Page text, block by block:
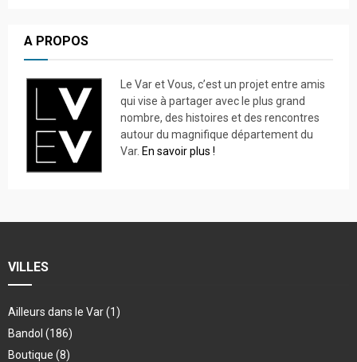
A PROPOS
Le Var et Vous, c’est un projet entre amis
qui vise à partager avec le plus grand
nombre, des histoires et des rencontres
autour du magnifique département du
Var. En savoir plus !
VILLES
Ailleurs dans le Var(1)
Bandol (186)
Boutique (8)